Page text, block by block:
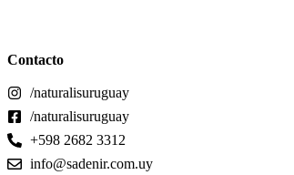
Contacto
/naturalisuruguay
/naturalisuruguay
+598 2682 3312
info@sadenir.com.uy